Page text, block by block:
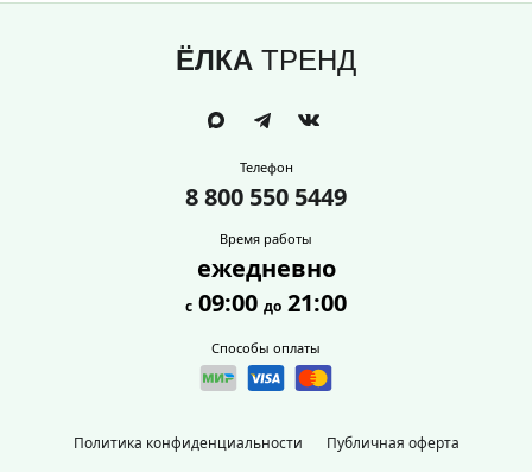
ЁЛКА ТРЕНД
Политика конфиденциальности Публичная оферта
Телефон
8 800 550 5449
Время работы
ежедневно
с 09:00 до 21:00
Способы оплаты